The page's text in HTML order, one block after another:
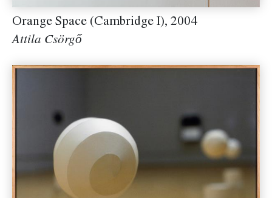
Orange Space (Cambridge I), 2004
Attila Csörgő